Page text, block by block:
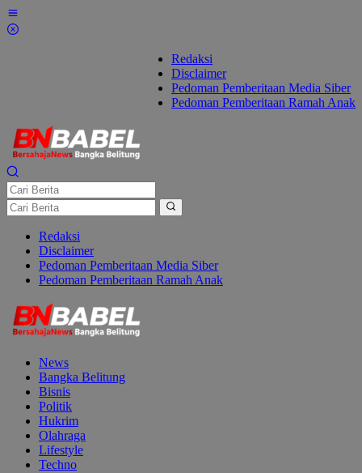
Lewati
ke
Redaksi
Disclaimer
Pedoman Pemberitaan Media Siber
Pedoman Pemberitaan Ramah Anak
Redaksi
Disclaimer
Pedoman Pemberitaan Media Siber
Pedoman Pemberitaan Ramah Anak
News
Bangka Belitung
Bisnis
Politik
Hukrim
Olahraga
Lifestyle
Techno